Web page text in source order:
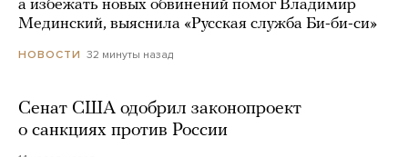
а избежать новых обвинений помог Владимир
Мединский, выяснила «Русская служба Би-би-си»
НОВОСТИ 32 минуты назад
Сенат США одобрил законопроект
о санкциях против России